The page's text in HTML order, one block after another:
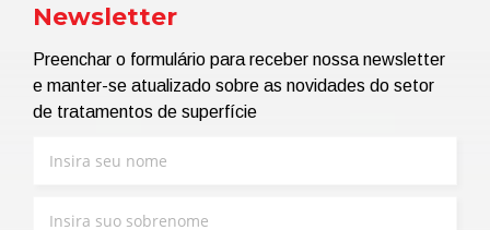
Newsletter
Preenchar o formulário para receber nossa newsletter
e manter-se atualizado sobre as novidades do setor
de tratamentos de superfície